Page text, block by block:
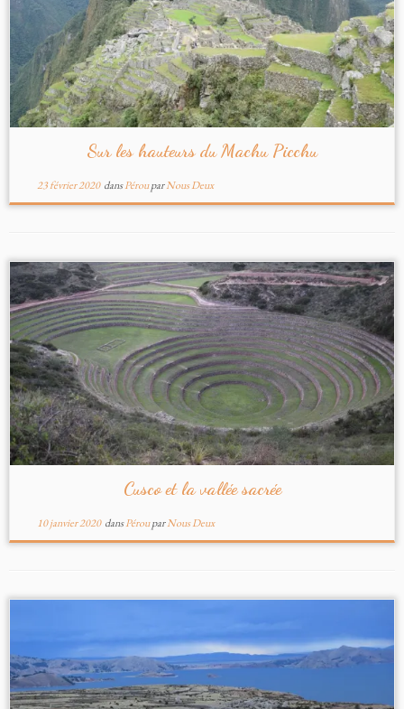
Sur les hauteurs du Machu Picchu
23 février 2020dansPérouparNous Deux
Cusco et la vallée sacrée
10 janvier 2020dansPérouparNous Deux